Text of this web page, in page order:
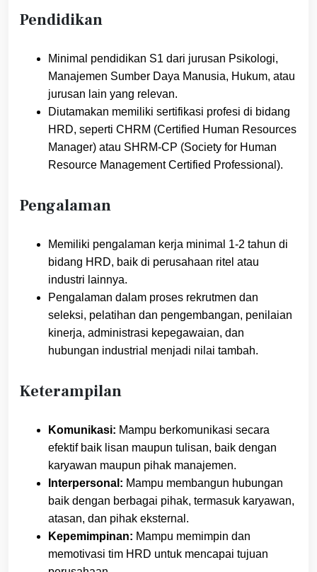
Pendidikan
Minimal pendidikan S1 dari jurusan Psikologi,
Manajemen Sumber Daya Manusia, Hukum, atau
jurusan lain yang relevan.
Diutamakan memiliki sertifikasi profesi di bidang
HRD, seperti CHRM (Certified Human Resources
Manager) atau SHRM-CP (Society for Human
Resource Management Certified Professional).
Pengalaman
Memiliki pengalaman kerja minimal 1-2 tahun di
bidang HRD, baik di perusahaan ritel atau
industri lainnya.
Pengalaman dalam proses rekrutmen dan
seleksi, pelatihan dan pengembangan, penilaian
kinerja, administrasi kepegawaian, dan
hubungan industrial menjadi nilai tambah.
Keterampilan
Komunikasi: Mampu berkomunikasi secara
efektif baik lisan maupun tulisan, baik dengan
karyawan maupun pihak manajemen.
Interpersonal: Mampu membangun hubungan
baik dengan berbagai pihak, termasuk karyawan,
atasan, dan pihak eksternal.
Kepemimpinan: Mampu memimpin dan
memotivasi tim HRD untuk mencapai tujuan